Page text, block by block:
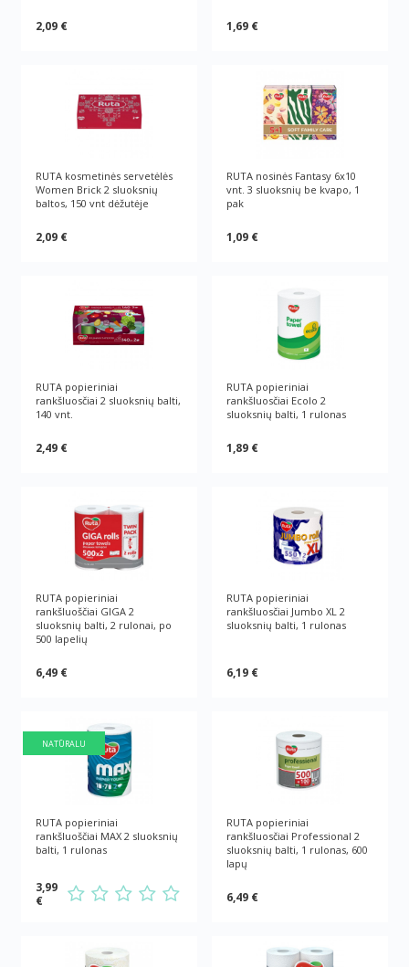
2,09 € 1,69 €
RUTA kosmetinės servetėlės
Women Brick 2 sluoksnių
baltos, 150 vnt dėžutėje
2,09 €
RUTA nosinės Fantasy 6x10
vnt. 3 sluoksnių be kvapo, 1
pak
1,09 €
RUTA popieriniai
rankšluosčiai 2 sluoksnių balti,
140 vnt.
2,49 €
RUTA popieriniai
rankšluosčiai Ecolo 2
sluoksnių balti, 1 rulonas
1,89 €
RUTA popieriniai
rankšluoščiai GIGA 2
sluoksnių balti, 2 rulonai, po
500 lapelių
6,49 €
RUTA popieriniai
rankšluosčiai Jumbo XL 2
sluoksnių balti, 1 rulonas
6,19 €
NATŪRALU
RUTA popieriniai
rankšluoščiai MAX 2 sluoksnių
balti, 1 rulonas
3,99
€
RUTA popieriniai
rankšluosčiai Professional 2
sluoksnių balti, 1 rulonas, 600
lapų
6,49 €